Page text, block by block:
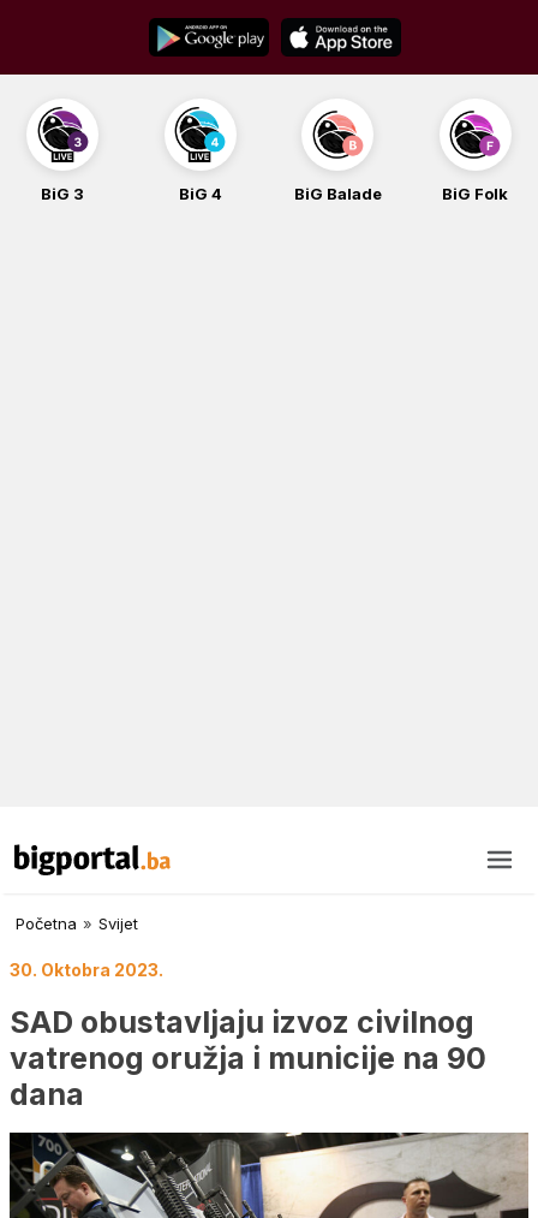
content
BiG 3 BiG 4 BiG Balade BiG Folk
Početna » Svijet
30. Oktobra 2023.
SAD obustavljaju izvoz civilnog
vatrenog oružja i municije na 90
dana